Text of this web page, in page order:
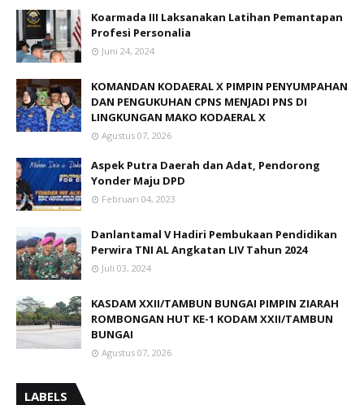
Koarmada III Laksanakan Latihan Pemantapan
Profesi Personalia
Juni 24, 2024
KOMANDAN KODAERAL X PIMPIN PENYUMPAHAN
DAN PENGUKUHAN CPNS MENJADI PNS DI
LINGKUNGAN MAKO KODAERAL X
Agustus 07, 2026
Aspek Putra Daerah dan Adat, Pendorong
Yonder Maju DPD
Februari 04, 2023
Danlantamal V Hadiri Pembukaan Pendidikan
Perwira TNI AL Angkatan LIV Tahun 2024
Juli 03, 2024
KASDAM XXII/TAMBUN BUNGAI PIMPIN ZIARAH
ROMBONGAN HUT KE-1 KODAM XXII/TAMBUN
BUNGAI
Agustus 07, 2026
LABELS